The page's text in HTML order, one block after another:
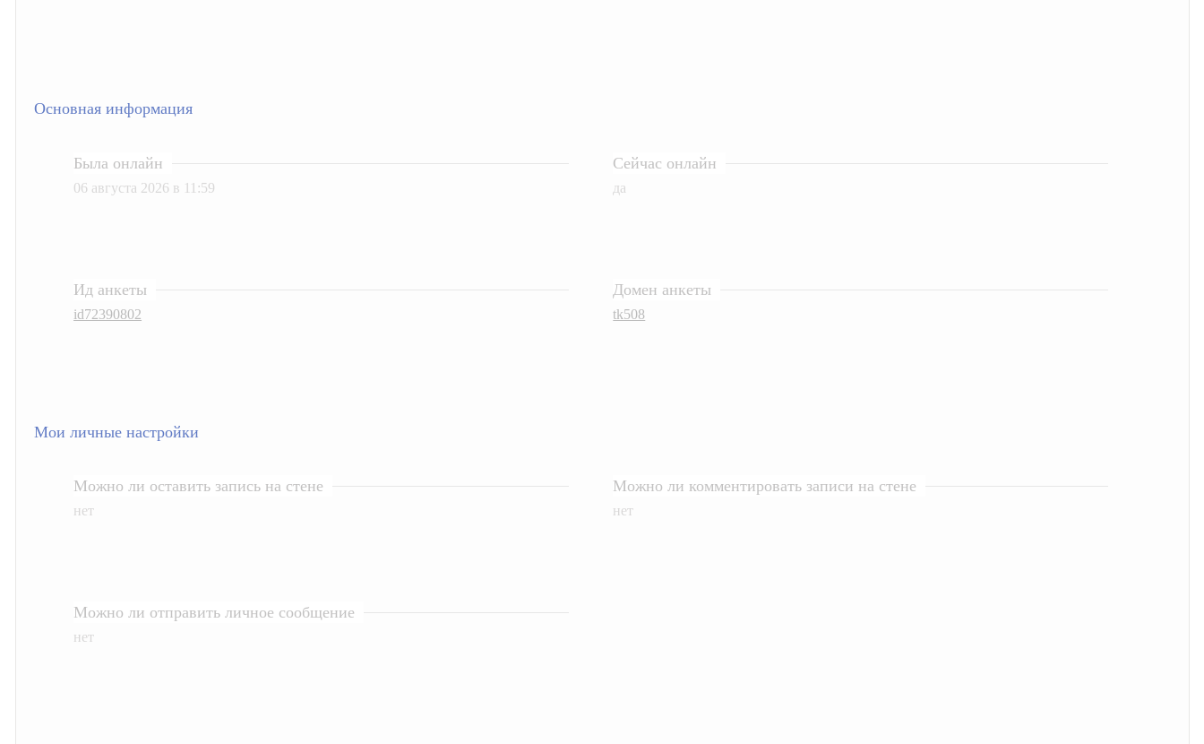
Основная информация
Была онлайн
06 августа 2026 в 11:59
Сейчас онлайн
да
Ид анкеты
id72390802
Домен анкеты
tk508
Мои личные настройки
Можно ли оставить запись на стене
нет
Можно ли комментировать записи на стене
нет
Можно ли отправить личное сообщение
нет